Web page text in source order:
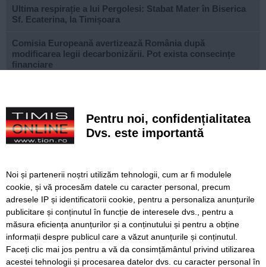
Ultima respirație a lui Pergolesi: Stabat Mater în Biserica
Sf. Ecaterina, la Timișoara
Comisia Europeană avertizează România după
modificarea legii decarbonizării. Pot exista consecințe
financiare
la final
Cu un ghiozdan donat, puteți ajuta un copil să înceapă
anul școlar cu tot ce are nevoie. Campania revine la
Avansează șantierul Pasajului Slavici–Polonă. Lațcău: „La
sfârșitul anului viitor vom circula pe podurile noi”
VIDEO. Din toamnă, încă 324 de locuri de cazare pentru
studenții UVT. Două cămine noi sunt aproape gata
Pentru noi, confidențialitatea
Dvs. este importantă
Noi și partenerii noștri utilizăm tehnologii, cum ar fi modulele
cookie, și vă procesăm datele cu caracter personal, precum
adresele IP și identificatorii cookie, pentru a personaliza anunțurile
publicitare și conținutul în funcție de interesele dvs., pentru a
măsura eficiența anunțurilor și a conținutului și pentru a obține
informații despre publicul care a văzut anunțurile și conținutul.
Faceți clic mai jos pentru a vă da consimțământul privind utilizarea
acestei tehnologii și procesarea datelor dvs. cu caracter personal în